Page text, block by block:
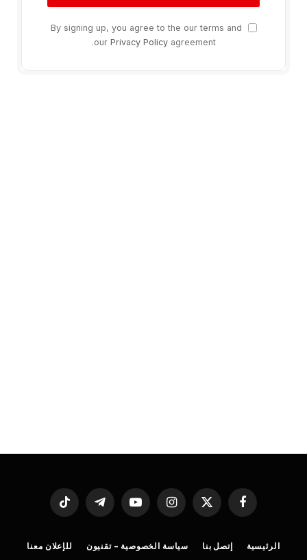
By signing up, you agree to the our terms and
our Privacy Policyagreement.
فيسبوك
X
الانستغراميوتيوب تيلقرام تيكتوك
الرئيسية إتصل بنا سياسة الخصوصية – تقنيون للإعلان معنا